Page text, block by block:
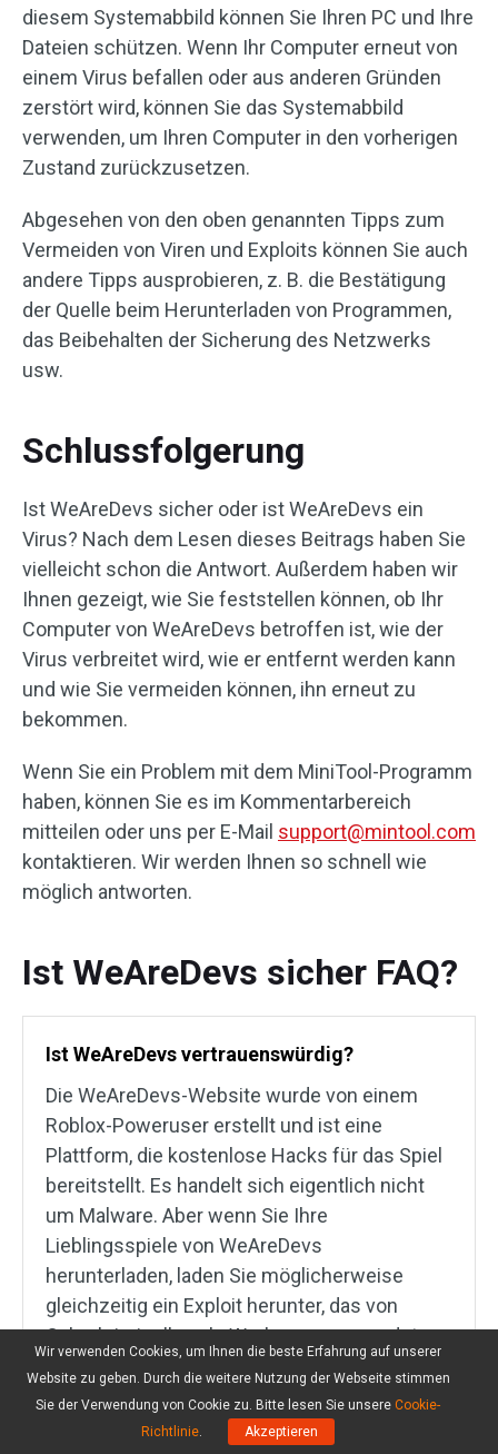
diesem Systemabbild können Sie Ihren PC und Ihre
Dateien schützen. Wenn Ihr Computer erneut von
einem Virus befallen oder aus anderen Gründen
zerstört wird, können Sie das Systemabbild
verwenden, um Ihren Computer in den vorherigen
Zustand zurückzusetzen.
Abgesehen von den oben genannten Tipps zum
Vermeiden von Viren und Exploits können Sie auch
andere Tipps ausprobieren, z. B. die Bestätigung
der Quelle beim Herunterladen von Programmen,
das Beibehalten der Sicherung des Netzwerks
usw.
Schlussfolgerung
Ist WeAreDevs sicher oder ist WeAreDevs ein
Virus? Nach dem Lesen dieses Beitrags haben Sie
vielleicht schon die Antwort. Außerdem haben wir
Ihnen gezeigt, wie Sie feststellen können, ob Ihr
Computer von WeAreDevs betroffen ist, wie der
Virus verbreitet wird, wie er entfernt werden kann
und wie Sie vermeiden können, ihn erneut zu
bekommen.
Wenn Sie ein Problem mit dem MiniTool-Programm
haben, können Sie es im Kommentarbereich
mitteilen oder uns per E-Mail support@mintool.com
kontaktieren. Wir werden Ihnen so schnell wie
möglich antworten.
Ist WeAreDevs sicher FAQ?
Ist WeAreDevs vertrauenswürdig?
Die WeAreDevs-Website wurde von einem
Roblox-Poweruser erstellt und ist eine
Plattform, die kostenlose Hacks für das Spiel
bereitstellt. Es handelt sich eigentlich nicht
um Malware. Aber wenn Sie Ihre
Lieblingsspiele von WeAreDevs
herunterladen, laden Sie möglicherweise
gleichzeitig ein Exploit herunter, das von
Cyberkriminellen als Werkzeug verwendet
werden kann, um Sicherheitslücken auf Ihrem
Computer auszunutzen.
Wir verwenden Cookies, um Ihnen die beste Erfahrung auf unserer
Website zu geben. Durch die weitere Nutzung der Webseite stimmen
Sie der Verwendung von Cookie zu. Bitte lesen Sie unsere Cookie-
Richtlinie. Akzeptieren